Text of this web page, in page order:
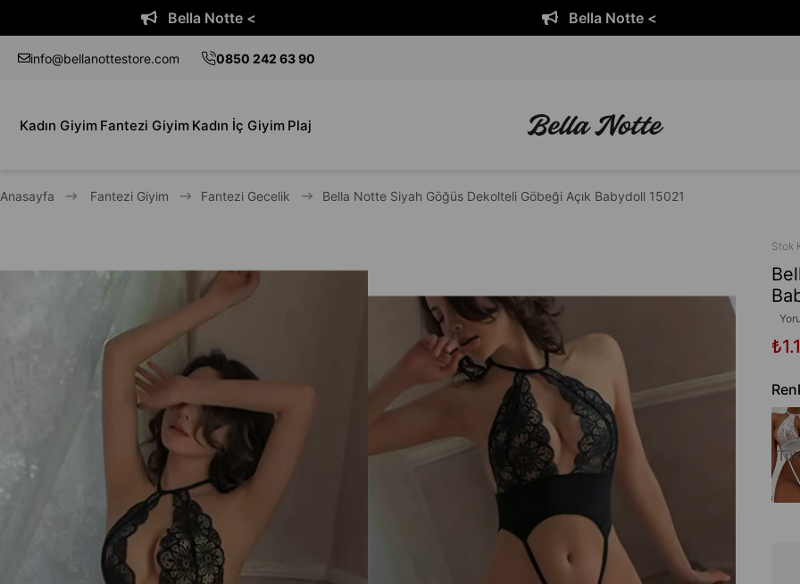
info@bellanottestore.com 0850 242 63 90
Kadın Giyim Fantezi Giyim Kadın İç Giyim Plaj
Anasayfa Fantezi Giyim Fantezi Gecelik Bella Notte Siyah Göğüs Dekolteli Göbeği Açık Babydoll 15021
Stok